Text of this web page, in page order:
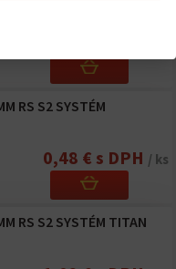
RS S2 SYSTÉM
0,48 € s DPH / ks
RS S2 SYSTÉM TITAN